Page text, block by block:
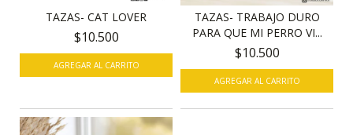
TAZAS- CAT LOVER
$10.500
AGREGAR AL CARRITO
TAZAS- TRABAJO DURO
PARA QUE MI PERRO VI...
$10.500